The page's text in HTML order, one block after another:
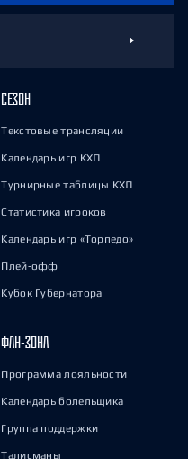
СЕЗОН
Текстовые трансляции
Календарь игр КХЛ
Турнирные таблицы КХЛ
Статистика игроков
Календарь игр «Торпедо»
Плей-офф
Кубок Губернатора
ФАН-ЗОНА
Программа лояльности
Календарь болельщика
Группа поддержки
Талисманы